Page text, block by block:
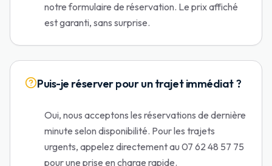
notre formulaire de réservation. Le prix affiché
est garanti, sans surprise.
Puis-je réserver pour un trajet immédiat ?
Oui, nous acceptons les réservations de dernière
minute selon disponibilité. Pour les trajets
urgents, appelez directement au 07 62 48 57 75
pour une prise en charge rapide.